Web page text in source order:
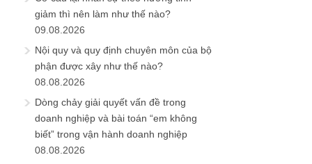
giảm thì nên làm như thế nào?
09.08.2026
Nội quy và quy định chuyên môn của bộ
phận được xây như thế nào?
08.08.2026
Dòng chảy giải quyết vấn đề trong
doanh nghiệp và bài toán “em không
biết” trong vận hành doanh nghiệp
08.08.2026